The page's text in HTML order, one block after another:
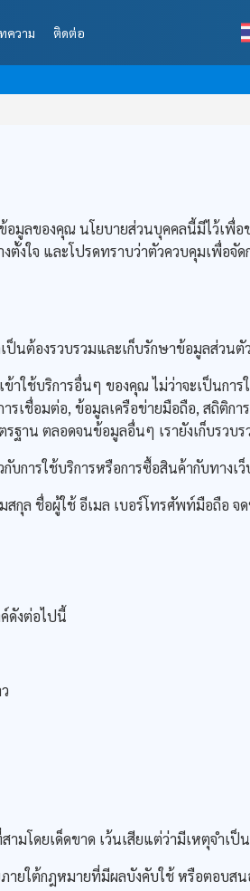
ความ ติดต่อ
มูลของคุณ นโยบายส่วนบุคคลนี้มีไว้เพื่
ตั้งใจ และโปรดทราบว่าตัวควบคุมเพื่อ
นต้องรวบรวมและเก็บรักษาข้อมูลส่วน
ช้บริการอื่นๆ ของคุณ ไม่ว่าจะเป็นกา
อมต่อ, ข้อมูลเครือข่ายมือถือ, สถิติการ
าน ตลอดจนข้อมูลอื่นๆ เรายังเก็บรวบร
การใช้บริการหรือการซื้อสินค้ากับทางเว็
ชื่อผู้ใช้ อีเมล เบอร์โทรศัพท์มือถือ จด
ดังต่อไปนี้
โดยเด็ดขาด เว้นเสียแต่ว่ามีเหตุจำเป็
ต้กฎหมายที่มีผลบังคับใช้ หรือตอบสน